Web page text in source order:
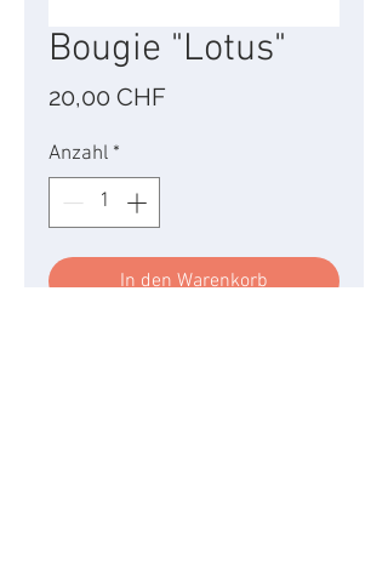
Bougie "Lotus"
20,00 CHF
Anzahl *
In den Warenkorb